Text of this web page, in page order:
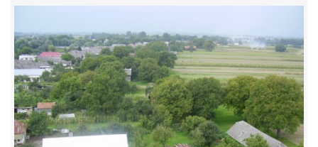
FARSKÉ DOKUMENTY- NA STIAHNUTIE
PRIJÍMANIE EUCHARISTIE U DETÍ
MODLITBA ZA OCHRANU KU KLOKOČOVSKEJ
BOHORODIČKE V ČASE VÍRUSOVEJ EPIDÉMIE